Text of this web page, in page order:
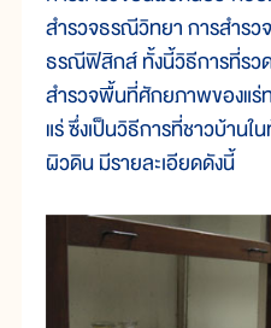
สำรวจธรณีวิทยา การสำรว
ธรณีฟิสิกส์ ทั้งนี้วิธีการที่รวด
สำรวจพื้นที่ศักยภาพของแร่
แร่ ซึ่งเป็นวิธีการที่ชาวบ้าน
ผิวดิน มีรายละเอียดดังนี้